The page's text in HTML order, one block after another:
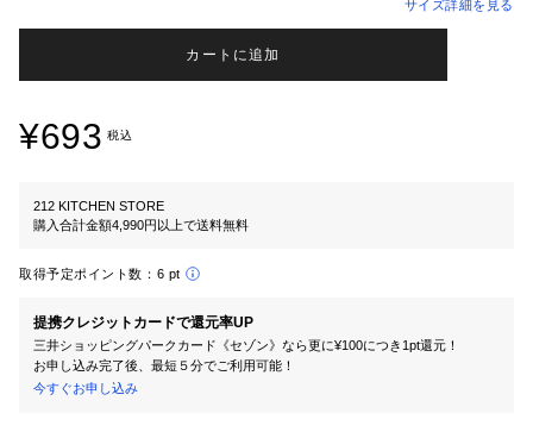
サイズ詳細を見る
カートに追加
¥693 税込
212 KITCHEN STORE
購入合計金額4,990円以上で送料無料
取得予定ポイント数： 6 pt
提携クレジットカードで還元率UP
三井ショッピングパークカード《セゾン》なら更に¥100につき1pt還元！
お申し込み完了後、最短５分でご利用可能！
今すぐお申し込み